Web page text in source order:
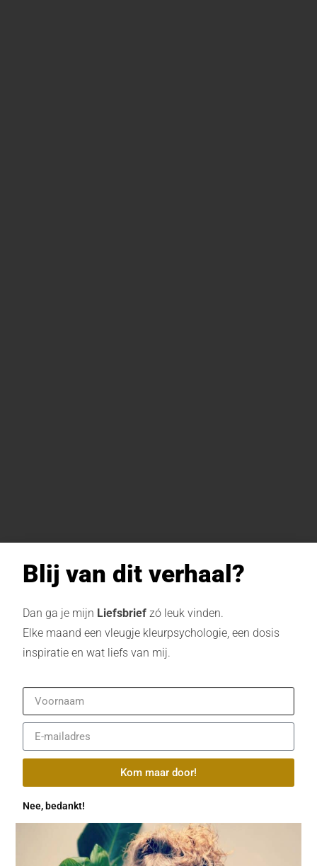
Blij van dit verhaal?
Dan ga je mijn Liefsbrief zó leuk vinden.
Elke maand een vleugje kleurpsychologie, een dosis
inspiratie en wat liefs van mij.
Kom maar door!
Nee, bedankt!